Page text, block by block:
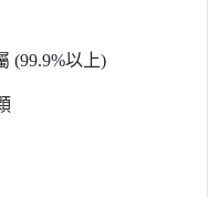
(99.9%以上)